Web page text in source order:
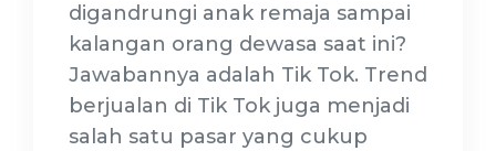
digandrungi anak remaja sampai
kalangan orang dewasa saat ini?
Jawabannya adalah Tik Tok. Trend
berjualan di Tik Tok juga menjadi
salah satu pasar yang cukup